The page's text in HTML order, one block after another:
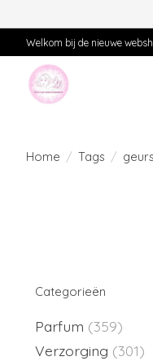
Welkom bij de nieuwe
Home / Tags /
Categorieën
Parfum (359)
Verzorging (301)